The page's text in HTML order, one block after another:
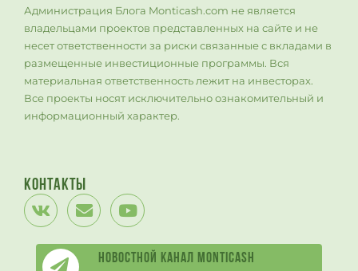
Администрация Блога Monticash.com не является
владельцами проектов представленных на сайте и не
несет ответственности за риски связанные с вкладами в
размещенные инвестиционные программы. Вся
материальная ответственность лежит на инвесторах.
Все проекты носят исключительно ознакомительный и
информационный характер.
Контакты
Новостной канал Monticash